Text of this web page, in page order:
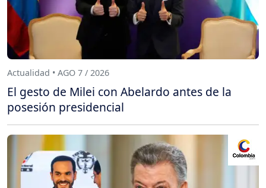
Actualidad • AGO 7 / 2026
El gesto de Milei con Abelardo antes de la
posesión presidencial